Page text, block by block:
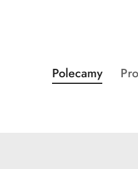
Pomiń karuzelę
Produkty
o
Polecamy